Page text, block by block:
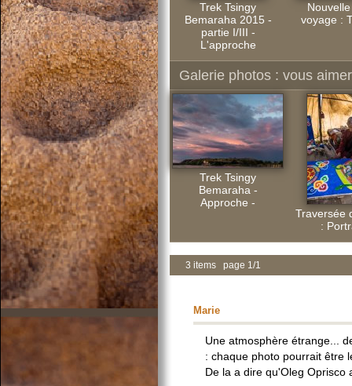
Trek Tsingy
Bemaraha 2015 -
partie I/III -
L'approche
voyage :
Galerie photos : vous
Trek Tsingy
Bemaraha -
Approche -
Traversée
:
3 items page 1/1
Marie
Une atmosphère étrange...
: chaque photo pourrait être
De la a dire qu'Oleg Oprisco